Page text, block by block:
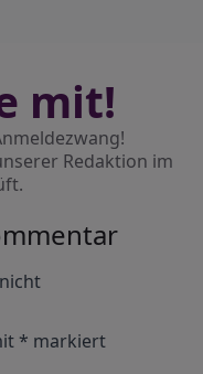
mit!
Redaktion im
* markiert